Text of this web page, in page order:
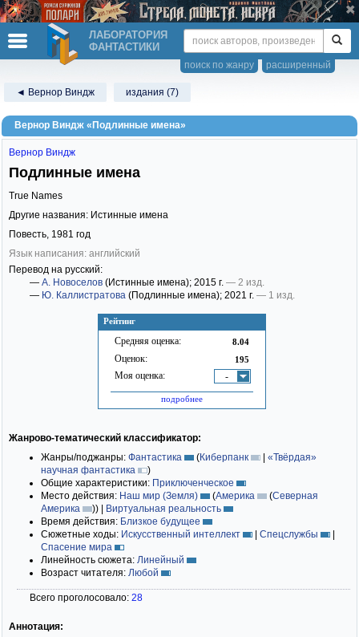
ЛАБОРАТОРИЯ
ФАНТАСТИКИ
расширенный
поиск по жанру
◄ Вернор Виндж издания (7)
Вернор Виндж «Подлинные имена»
Рейтинг
Средняя оценка: 8.04
Оценок: 195
Моя оценка: -
подробнее
Вернор Виндж
Подлинные имена
True Names
Другие названия: Истинные имена
Повесть, 1981 год
Язык написания: английский
Перевод на русский:
— А. Новоселов (Истинные имена); 2015 г. — 2 изд.
— Ю. Каллистратова (Подлинные имена); 2021 г. — 1 изд.
Жанрово-тематический классификатор:
Жанры/поджанры: Фантастика (Киберпанк | «Твёрдая»
научная фантастика
)
Общие характеристики: Приключенческое
Место действия: Наш мир (Земля) (Америка (Северная
Америка
)) | Виртуальная реальность
Время действия: Близкое будущее
Сюжетные ходы: Искусственный интеллект | Спецслужбы
|
Спасение мира
Линейность сюжета: Линейный
Возраст читателя: Любой
Всего проголосовало: 28
Аннотация: